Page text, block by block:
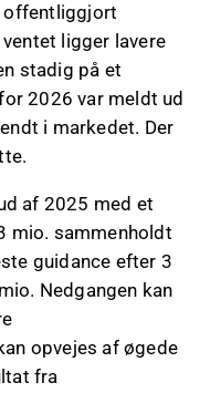
blev
i markedet.
21,04 pr. aktie,
på omkring 70%
markedsværdi.
betaling fra
kan give feedback
offentliggjort
ligger lavere
stadig på et
2026 var meldt ud
i markedet. Der
af 2025 med et
mio. sammenholdt
guidance efter 3
Nedgangen kan
opvejes af øgede
fra